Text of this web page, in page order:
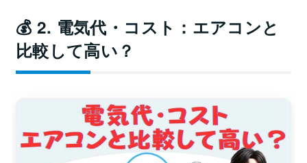
💰 2. 電気代・コスト：エアコンと
比較して高い？